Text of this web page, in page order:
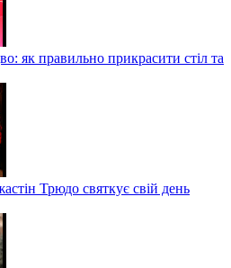
як правильно прикрасити стіл та
Трюдо святкує свій день